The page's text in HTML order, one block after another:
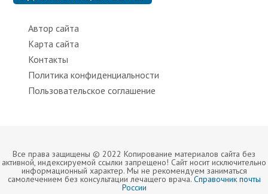
Автор сайта
Карта сайта
Контакты
Политика конфиденциальности
Пользовательское соглашение
Все права защищены © 2022 Копирование материалов сайта без
активной, индексируемой ссылки запрещено! Сайт носит исключительно
информационный характер. Мы не рекомендуем заниматься
самолечением без консультации лечащего врача.Справочник почты
России